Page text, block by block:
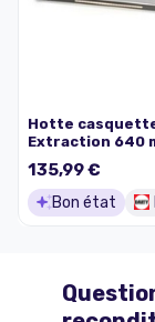
Hotte
Extraction 640
135,99 €
Bon état